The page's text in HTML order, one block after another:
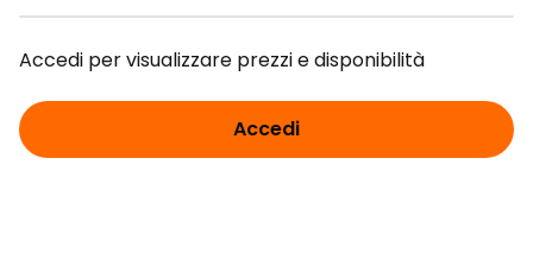
Accedi per visualizzare prezzi e disponibilità
Accedi